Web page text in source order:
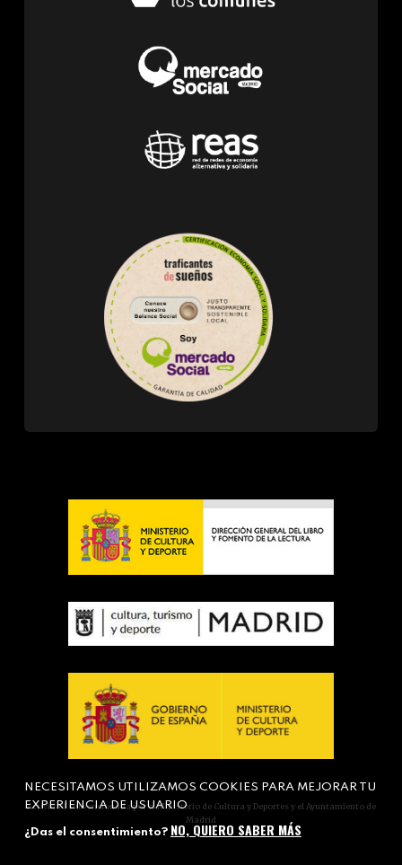
Actividad subvencionada por el Ministerio de Cultura y Deportes y el Ayuntamiento de
Madrid
NECESITAMOS UTILIZAMOS COOKIES PARA MEJORAR TU
EXPERIENCIA DE USUARIO
¿Das el consentimiento? NO, QUIERO SABER MÁS